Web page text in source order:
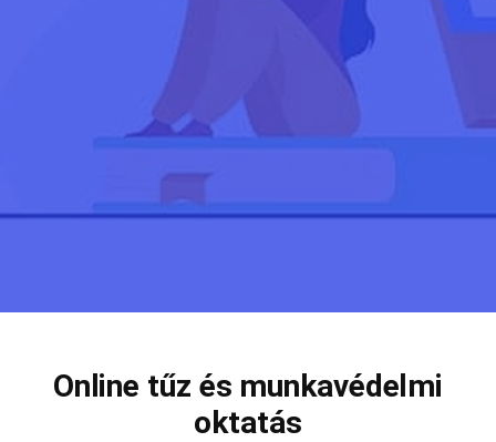
Online tűz és munkavédelmi
oktatás